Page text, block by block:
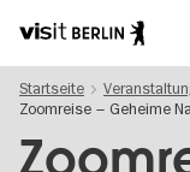
zum
Inhalt
Berlins
offizielles
Tourismusportal
Startseite
Zoomreise – Geheime